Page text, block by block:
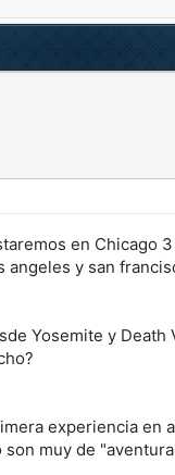
en Chicago
angeles y san
Yosemite y Death
experiencia en
muy de